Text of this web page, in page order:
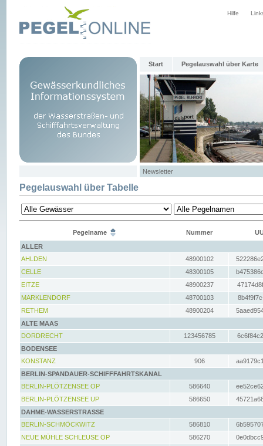
Hilfe
Start Pegelauswahl über Karte
Newsletter
Pegelauswahl über Tabelle
Pegelname Nummer
ALLER
AHLDEN
48900102
CELLE
48300105
EITZE
48900237
MARKLENDORF
48700103
RETHEM
48900204
ALTE MAAS
DORDRECHT
123456785
BODENSEE
KONSTANZ
906
BERLIN-SPANDAUER-SCHIFFFAHRTSKANAL
BERLIN-PLÖTZENSEE OP
586640
BERLIN-PLÖTZENSEE UP
586650
DAHME-WASSERSTRASSE
BERLIN-SCHMÖCKWITZ
586810
NEUE MÜHLE SCHLEUSE OP
586270